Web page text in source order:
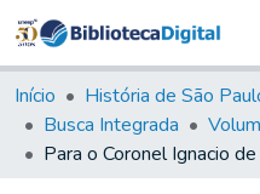
&
Início História de São
Busca Integrada